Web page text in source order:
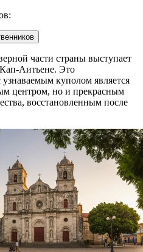
части страны выступает
Аитьене. Это
куполом является
центром, но и прекрасным
восстановленным после